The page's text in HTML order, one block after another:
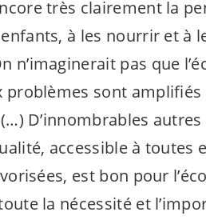
très clairement la
à les nourrir et à
n’imaginerait pas que
problèmes sont
D’innombrables
accessible à toutes
est bon pour
la nécessité et